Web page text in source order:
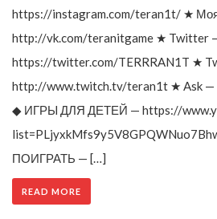
https://instagram.com/teran1t/ ★ Моя
http://vk.com/teranitgame ★ Twitter
https://twitter.com/TERRRAN1T ★
http://www.twitch.tv/teran1t ★ Ask
◆ ИГРЫ ДЛЯ ДЕТЕЙ — https://
ПОИГРАТЬ — […]
READ MORE